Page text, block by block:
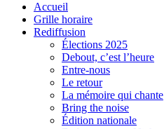
Accueil
Grille horaire
Rediffusion
Élections 2025
Debout, c’est l’heure
Entre-nous
Le retour
La mémoire qui chante
Bring the noise
Édition nationale